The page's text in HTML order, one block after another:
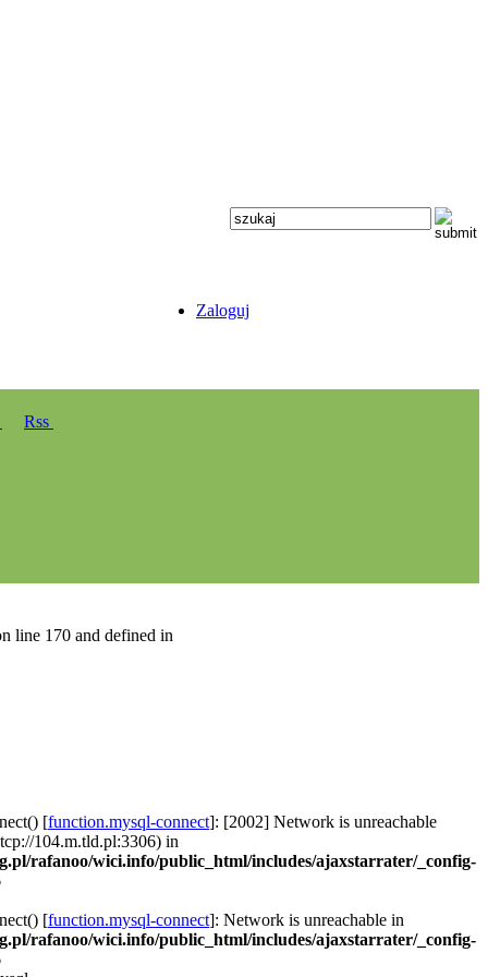
Zaloguj
Rss
line 170 and defined in
[function.mysql-connect]: [2002] Network is unreachable
104.m.tld.pl:3306) in
rafanoo/wici.info/public_html/includes/ajaxstarrater/_config-
[function.mysql-connect]: Network is unreachable in
rafanoo/wici.info/public_html/includes/ajaxstarrater/_config-